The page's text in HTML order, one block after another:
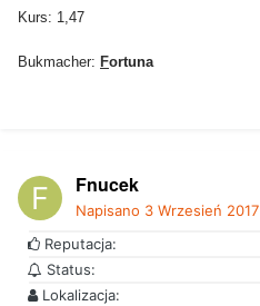
Kurs: 1,47
Bukmacher: Fortuna
Fnucek
Napisano 3 Wrzesień 2017
Reputacja:
Status:
Lokalizacja: